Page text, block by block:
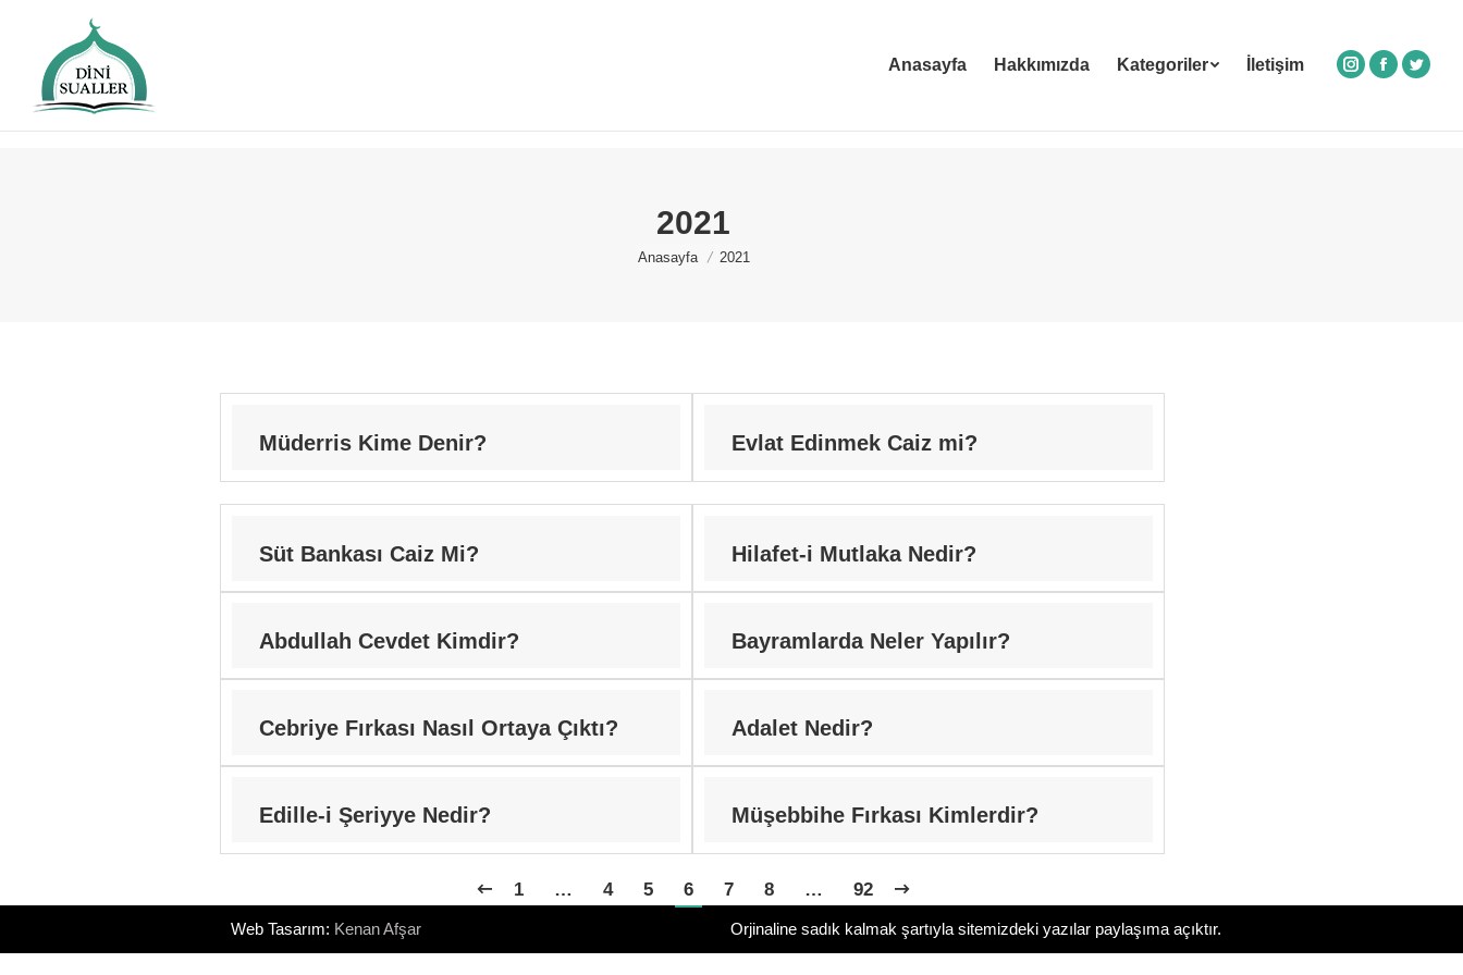
Anasayfa Hakkımızda Kategoriler İletişim
Instagram
Facebook
2021
You are here:
Anasayfa 2021
Müderris Kime Denir? Evlat Edinmek Caiz mi?
Süt Bankası Caiz Mi? Hilafet-i Mutlaka Nedir?
Abdullah Cevdet Kimdir? Bayramlarda Neler Yapılır?
Cebriye Fırkası Nasıl Ortaya Çıktı? Adalet Nedir?
Edille-i Şeriyye Nedir? Müşebbihe Fırkası Kimlerdir?
1 … 4 5 6 7 8 … 92
Web Tasarım: Kenan Afşar Orjinaline sadık kalmak şartıyla sitemizdeki yazılar paylaşıma açıktır.